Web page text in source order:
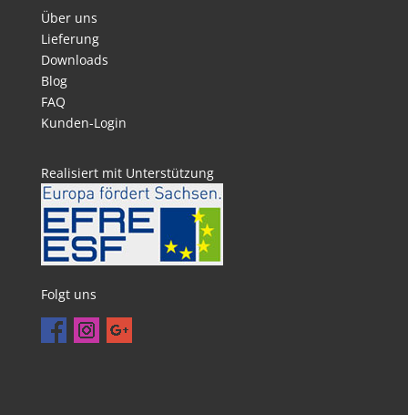
Über uns
Lieferung
Downloads
Blog
FAQ
Kunden-Login
Realisiert mit Unterstützung
Folgt uns